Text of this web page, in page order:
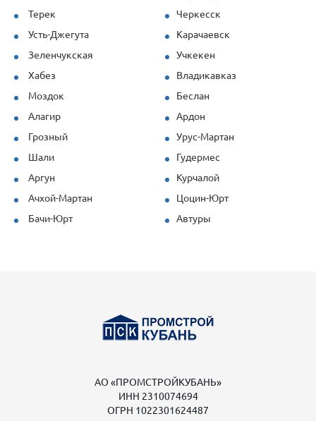
Терек
Черкесск
Усть-Джегута
Карачаевск
Зеленчукская
Учкекен
Хабез
Владикавказ
Моздок
Беслан
Алагир
Ардон
Грозный
Урус-Мартан
Шали
Гудермес
Аргун
Курчалой
Ачхой-Мартан
Цоцин-Юрт
Бачи-Юрт
Автуры
АО «ПРОМСТРОЙКУБАНЬ»
ИНН 2310074694
ОГРН 1022301624487